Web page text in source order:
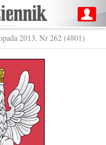
2013, Nr 262 (4801)